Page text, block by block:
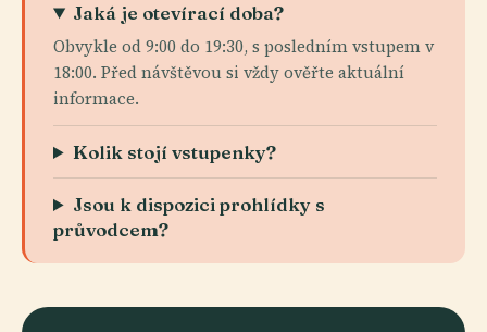
Jaká je otevírací doba?
Obvykle od 9:00 do 19:30, s posledním vstupem v
18:00. Před návštěvou si vždy ověřte aktuální
informace.
Kolik stojí vstupenky?
Jsou k dispozici prohlídky s
průvodcem?